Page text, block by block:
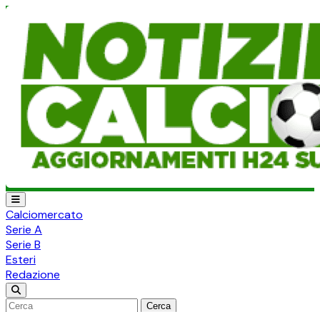
Calciomercato
Serie A
Serie B
Esteri
Redazione
Cerca